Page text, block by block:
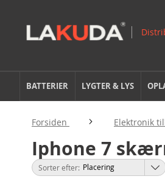
BATTERIER LYGTER & LYS
Forsiden Elektronik
Iphone 7
Sorter efter